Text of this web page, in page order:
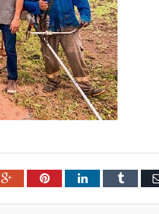
Google+PinterestLinkedInTumblr